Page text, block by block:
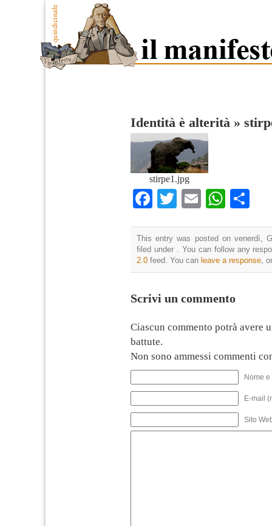
Identità è alterità »
stirpe1.jpg
Facebook
TwitterEmail
This entry was posted on venerdì,
filed under . You can follow any
2.0 feed. You can leave a response,
Scrivi un commento
Ciascun commento potrà avere
battute.
Non sono ammessi commenti
Nome
E-mail
Sito